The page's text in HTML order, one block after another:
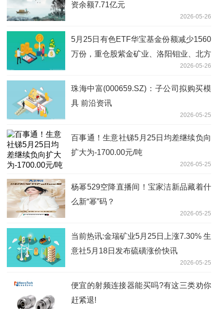
资余额7.71亿元
2026-05-26
5月25日有色ETF华宝基金份额减少1560
万份，重仓股紫金矿业、洛阳钼业、北方
2026-05-26
珠海中富(000659.SZ)：子公司拟购买模
具 前沿资讯
2026-05-25
百事通！生意社锑5月25日均差继续负向
扩大为-1700.00元/吨
2026-05-25
杨幂529空降直播间！宝家洁新品藏着什
么新“幂”码？
2026-05-25
当前热讯:金瑞矿业5月25日上涨7.30% 生
意社5月18日发布硫磺涨价快讯
2026-05-25
便宜的射频连接器能买吗?有这三类劝你
赶紧退!